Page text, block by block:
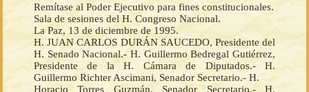
Remítase al Poder Ejecutivo para fines constitucionales.
Sala de sesiones del H. Congreso Nacional.
La Paz, 13 de diciembre de 1995.
H. JUAN CARLOS DURÁN SAUCEDO, Presidente del
H. Senado Nacional.- H. Guillermo Bedregal Gutiérrez,
Presidente de la H. Cámara de Diputados.- H.
Guillermo Richter Ascimani, Senador Secretario.- H.
Horacio Torres Guzmán, Senador Secretario.- H.